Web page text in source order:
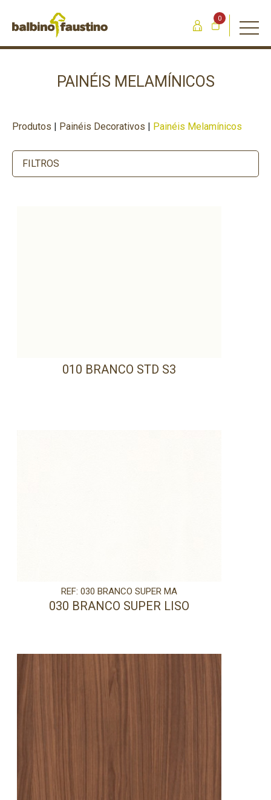
0
PAINÉIS MELAMÍNICOS
Produtos | Painéis Decorativos | Painéis Melamínicos
FILTROS
010 BRANCO STD S3
REF: 030 BRANCO SUPER MA
030 BRANCO SUPER LISO